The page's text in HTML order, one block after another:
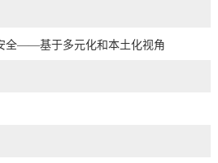
全——基于多元化和本土化视角